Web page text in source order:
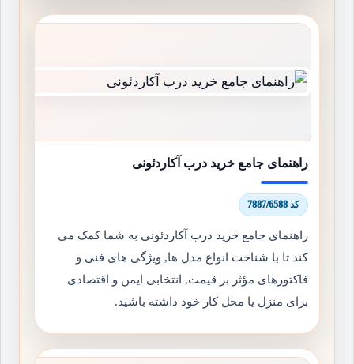
راهنمای جامع خرید درب آکاردئونی
کد 7887/6588
راهنمای جامع خرید درب آکاردئونی به شما کمک می
کند تا با شناخت انواع مدل ها, ویژگی های فنی و
فاکتورهای مؤثر بر قیمت, انتخابی ایمن و اقتصادی
برای منزل یا محل کار خود داشته باشید.